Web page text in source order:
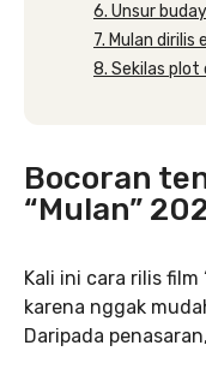
6. Unsur
7. Mulan dirilis
8. Sekilas
Bocoran
“Mulan”
Kali ini cara rilis film
karena nggak
Daripada